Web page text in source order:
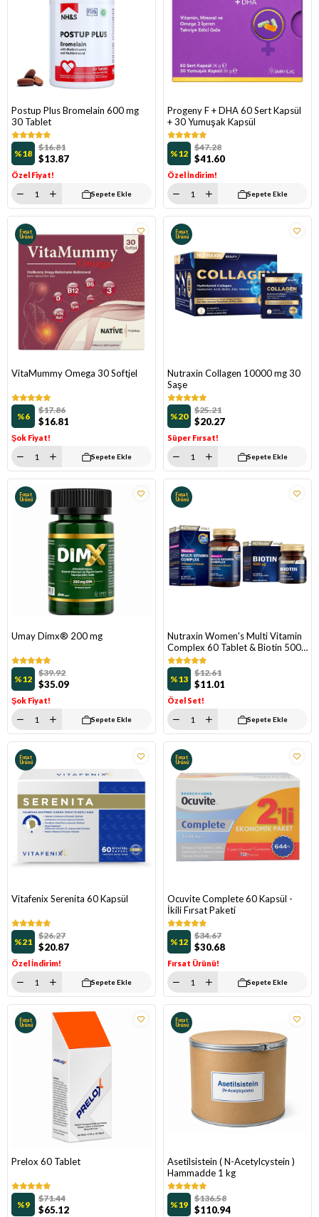
Postup Plus Bromelain 600 mg
30 Tablet
%18 $13.87
$16.81
Özel Fiyat!
Sepete Ekle
Progeny F + DHA 60 Sert Kapsül
+ 30 Yumuşak Kapsül
%12 $41.60
$47.28
Özel İndirim!
Sepete Ekle
VitaMummy Omega 30 Softjel
%6 $16.81
$17.86
Şok Fiyat!
Fırsat
Ürünü
Sepete Ekle
Nutraxin Collagen 10000 mg 30
Saşe
%20 $20.27
$25.21
Süper Fırsat!
Fırsat
Ürünü
Sepete Ekle
Umay Dimx® 200 mg
%12 $35.09
$39.92
Şok Fiyat!
Fırsat
Ürünü
Sepete Ekle
Nutraxin Women's Multi Vitamin
Complex 60 Tablet & Biotin 5000
Mg 30 Tablet
%13 $11.01
$12.61
Özel Set!
Fırsat
Ürünü
Sepete Ekle
Vitafenix Serenita 60 Kapsül
%21 $20.87
$26.27
Özel İndirim!
Fırsat
Ürünü
Sepete Ekle
Ocuvite Complete 60 Kapsül -
İkili Fırsat Paketi
%12 $30.68
$34.67
Fırsat Ürünü!
Fırsat
Ürünü
Sepete Ekle
Prelox 60 Tablet
%9 $65.12
$71.44
Fırsat
Ürünü
Asetilsistein ( N-Acetylcystein )
Hammadde 1 kg
%19 $110.94
$136.58
Fırsat
Ürünü